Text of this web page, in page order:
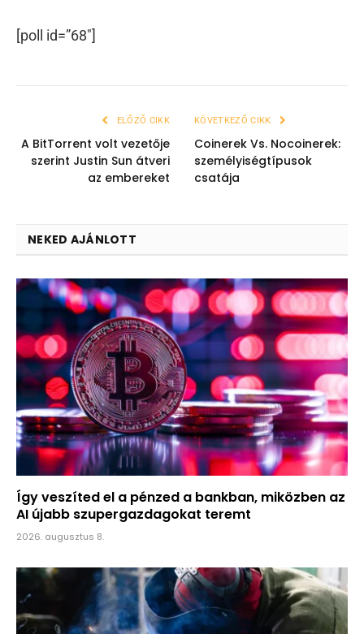
[poll id=”68″]
ELŐZŐ CIKK
A BitTorrent volt vezetője
szerint Justin Sun átveri
az embereket
KÖVETKEZŐ CIKK
Coinerek Vs. Nocoinerek:
személyiségtípusok
csatája
NEKED AJÁNLOTT
Így veszíted el a pénzed a bankban, miközben az
AI újabb szupergazdagokat teremt
2026. augusztus 8.